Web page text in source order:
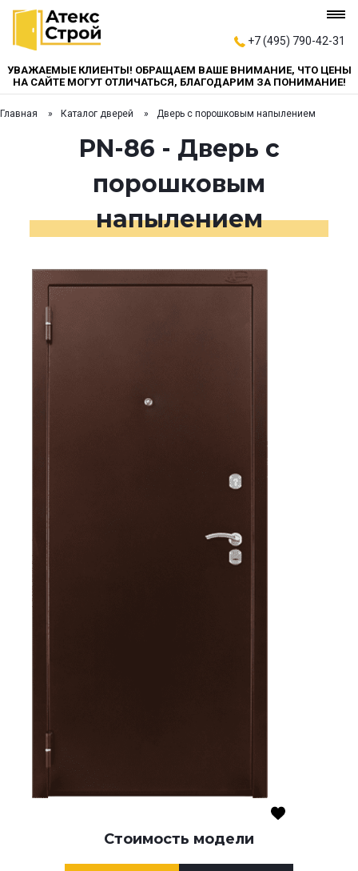
+7 (495) 790-42-31
УВАЖАЕМЫЕ КЛИЕНТЫ! ОБРАЩАЕМ ВАШЕ ВНИМАНИЕ, ЧТО ЦЕНЫ
НА САЙТЕ МОГУТ ОТЛИЧАТЬСЯ, БЛАГОДАРИМ ЗА ПОНИМАНИЕ!
Главная Каталог дверей Дверь с порошковым напылением
PN-86 - Дверь с
порошковым
напылением
Стоимость модели